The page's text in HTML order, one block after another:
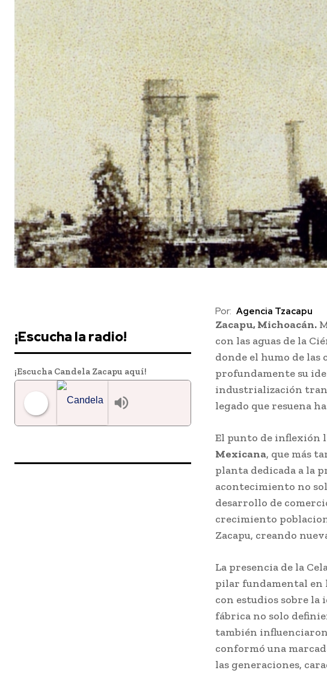
¡Escucha la radio!
¡Escucha Candela Zacapu aquí!
Por: Agencia Tzacapu
Zacapu, Michoacán.
con las aguas de la
donde el humo de
profundamente su
industrialización
legado que resuena
El punto de inflexión
Mexicana, que más
planta dedicada a la
acontecimiento no
desarrollo de
crecimiento
Zacapu, creando
La presencia de la
pilar fundamental en
con estudios sobre la
fábrica no solo
también
conformó una
las generaciones,